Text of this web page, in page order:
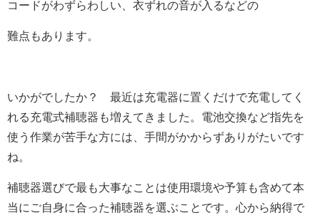
コードがわずらわしい、衣ずれの音が入るなどの
難点もあります。
いかがでしたか？ 最近は充電器に置くだけで充電してく
れる充電式補聴器も増えてきました。電池交換など指先を
使う作業が苦手な方には、手間がかからずありがたいです
ね。
補聴器選びで最も大事なことは使用環境や予算も含めて本
当にご自身に合った補聴器を選ぶことです。心から納得で